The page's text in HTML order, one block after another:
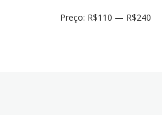
Preço: R$110 — R$240